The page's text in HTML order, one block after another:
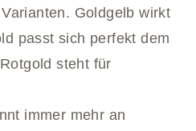
Goldgelb wirkt
passt sich perfekt dem
steht für
immer mehr an